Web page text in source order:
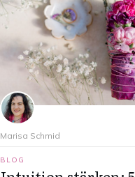
Marisa Schmid
BLOG